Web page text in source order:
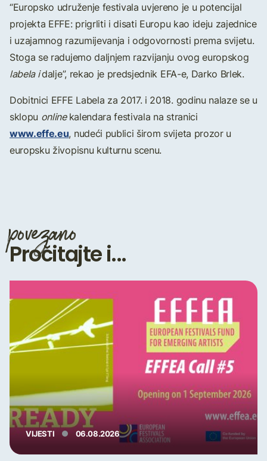
“Europsko udruženje festivala uvjereno je u potencijal
projekta EFFE: prigrliti i disati Europu kao ideju zajednice
i uzajamnog razumijevanja i odgovornosti prema svijetu.
Stoga se radujemo daljnjem razvijanju ovog europskog
labela idalje”, rekao je predsjednik EFA-e, Darko Brlek.
Dobitnici EFFE Labela za 2017. i 2018. godinu nalaze se u
sklopu onlinekalendara festivala na stranici
www.effe.eu, nudeći publici širom svijeta prozor u
europsku živopisnu kulturnu scenu.
povezano
Pročitajte i...
VIJESTI 06.08.2026